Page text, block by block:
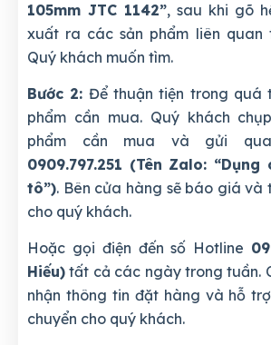
105mm JTC 1142”, sau khi gõ
xuất ra các sản phẩm liên
Quý khách muốn tìm.
Bước 2: Để thuận tiện trong quá
phẩm cần mua. Quý khách
phẩm cần mua và gửi
0909.797.251 (Tên Zalo:
tô”). Bên cửa hàng sẽ báo giá và
cho quý khách.
Hoặc gọi điện đến số Hotline
Hiếu) tất cả các ngày trong tuần.
nhận thông tin đặt hàng và hỗ
chuyển cho quý khách.